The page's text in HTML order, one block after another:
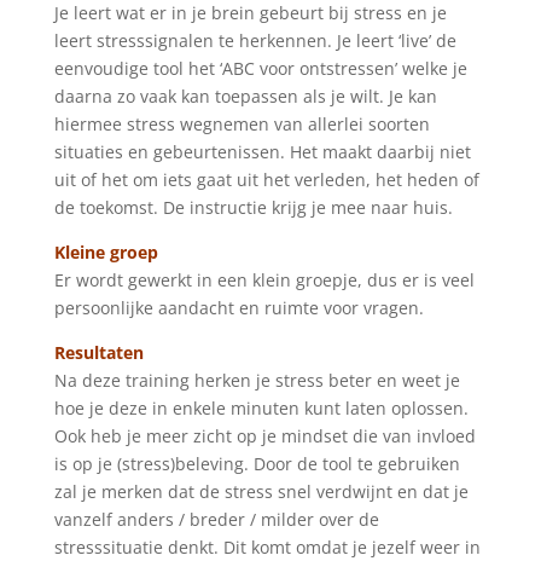
Je leert wat er in je brein gebeurt bij stress en je
leert stresssignalen te herkennen. Je leert ‘live’ de
eenvoudige tool het ‘ABC voor ontstressen’ welke je
daarna zo vaak kan toepassen als je wilt. Je kan
hiermee stress wegnemen van allerlei soorten
situaties en gebeurtenissen. Het maakt daarbij niet
uit of het om iets gaat uit het verleden, het heden of
de toekomst. De instructie krijg je mee naar huis.
Kleine groep
Er wordt gewerkt in een klein groepje, dus er is veel
persoonlijke aandacht en ruimte voor vragen.
Resultaten
Na deze training herken je stress beter en weet je
hoe je deze in enkele minuten kunt laten oplossen.
Ook heb je meer zicht op je mindset die van invloed
is op je (stress)beleving. Door de tool te gebruiken
zal je merken dat de stress snel verdwijnt en dat je
vanzelf anders / breder / milder over de
stresssituatie denkt. Dit komt omdat je jezelf weer in